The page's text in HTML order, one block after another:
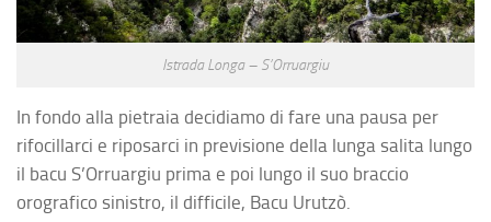
Istrada Longa – S’Orruargiu
In fondo alla pietraia decidiamo di fare una pausa per
rifocillarci e riposarci in previsione della lunga salita lungo
il bacu S’Orruargiu prima e poi lungo il suo braccio
orografico sinistro, il difficile, Bacu Urutzò.